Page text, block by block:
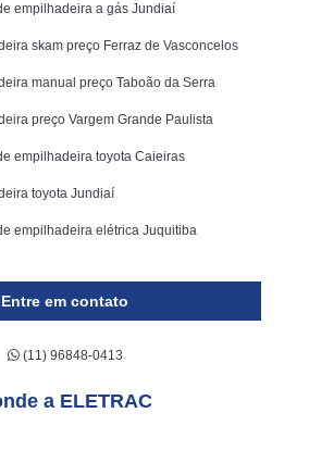
empilhadeira a gás Jundiaí
skam preço Ferraz de Vasconcelos
manual preço Taboão da Serra
preço Vargem Grande Paulista
empilhadeira toyota Caieiras
toyota Jundiaí
empilhadeira elétrica Juquitiba
Entre em contato
(11) 96848-0413
a ELETRAC